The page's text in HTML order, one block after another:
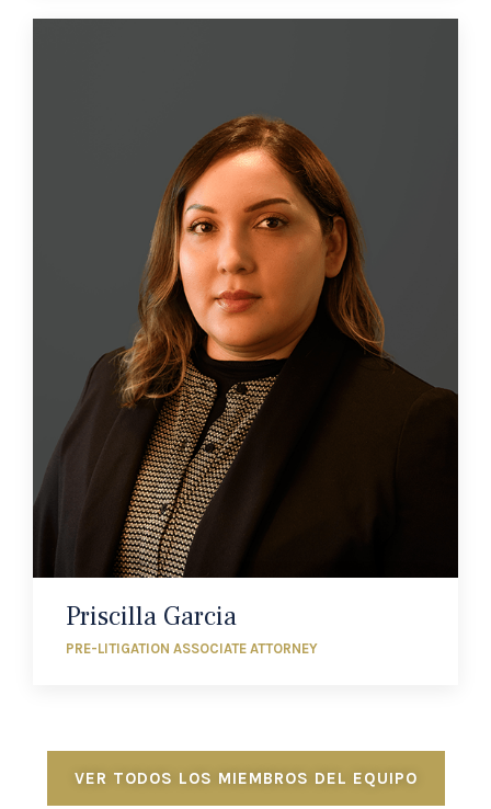
Priscilla Garcia
PRE-LITIGATION ASSOCIATE ATTORNEY
VER TODOS LOS MIEMBROS DEL EQUIPO